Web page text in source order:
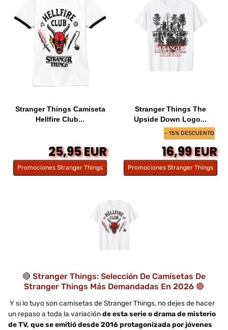
Stranger Things Camiseta
Hellfire Club...
25,95 EUR
Promociones Stranger Things
- 15% DESCUENTO
Stranger Things The
Upside Down Logo...
16,99 EUR
Promociones Stranger Things
🔴 Stranger Things: Selección De Camisetas De
Stranger Things Más Demandadas En 2026 🔴
Y si lo tuyo son camisetas de Stranger Things, no dejes de hacer
un repaso a toda la variaciónde esta serie o drama de misterio
de TV, que se emitió desde 2016 protagonizada por jóvenes